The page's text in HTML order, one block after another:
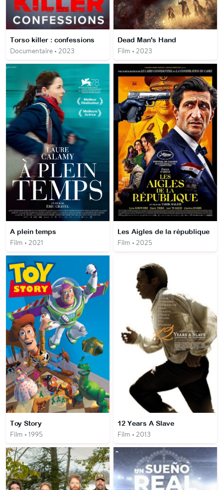
Torso killer : confessions
Documentaire • 2023
Dead Man's Hand
Film • 2023
A plein temps
Film • 2021
Les Aigles de la république
Film • 2025
Toy Story
Film • 1995
12 Years A Slave
Film • 2013